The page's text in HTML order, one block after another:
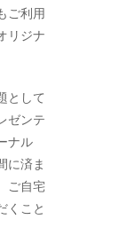
ご利用
リジナ
として
ゼンテ
ナル
に済ま
ご自宅
くこと